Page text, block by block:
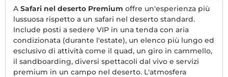
A Safari nel deserto Premium offre un'esperienza più
lussuosa rispetto a un safari nel deserto standard.
Include posti a sedere VIP in una tenda con aria
condizionata (durante l'estate), un elenco più lungo ed
esclusivo di attività come il quad, un giro in cammello,
il sandboarding, diversi spettacoli dal vivo e servizi
premium in un campo nel deserto. L'atmosfera